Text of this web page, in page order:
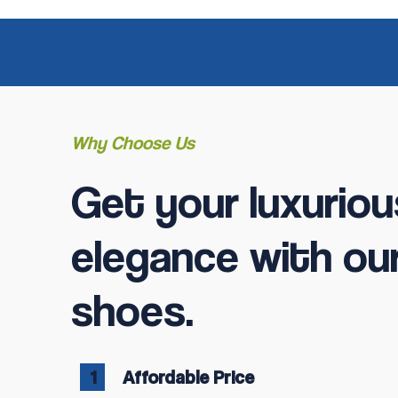
Why Choose Us
Get your
elegance with
shoes.
1 Affordable Price